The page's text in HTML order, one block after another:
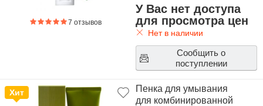
7 отзывов
Foam
У Вас нет доступа
для просмотра цен
Нет в наличии
Сообщить о
поступлении
Хит
Пенка для умывания
для комбинированной